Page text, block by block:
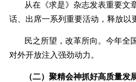
从在《求是》杂志发表重要文
话、出席一系列重要活动，释放以
民之所望，改革所向。今年全
对外开放注入强劲动力。
（二）聚精会神抓好高质量发